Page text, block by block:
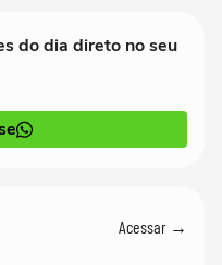
do dia direto no seu
Acessar →